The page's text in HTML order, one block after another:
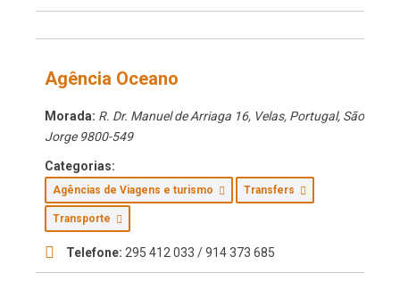
Agência Oceano
Morada: R. Dr. Manuel de Arriaga 16, Velas, Portugal, São
Jorge 9800-549
Categorias:
Agências de Viagens e turismo Transfers
Transporte
Telefone: 295 412 033 / 914 373 685